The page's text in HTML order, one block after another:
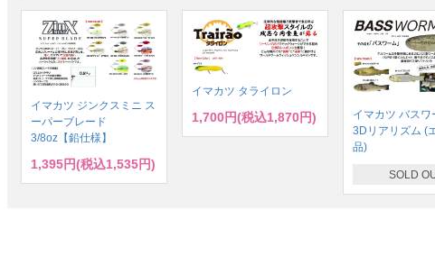
イマカツ ジンクスミニ ス
ーパーブレード
3/8oz【鉛仕様】
1,395円(税込1,535円)
イマカツ タライロン
1,700円(税込1,870円)
イマカツ バスワ
3Dリアリズム (
品)
SOLD